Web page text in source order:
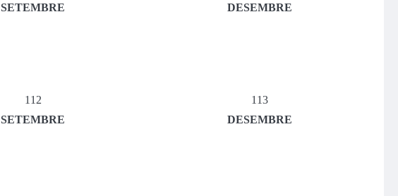
SETEMBRE DESEMBRE
112
113
SETEMBRE DESEMBRE